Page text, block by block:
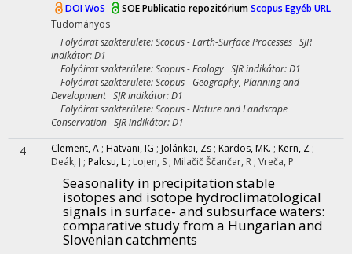
DOIWoS SOE Publicatio repozitóriumScopus Egyéb URL
Tudományos
Folyóirat szakterülete: Scopus - Earth-Surface Processes SJR
indikátor: D1
Folyóirat szakterülete: Scopus - Ecology SJR indikátor: D1
Folyóirat szakterülete: Scopus - Geography, Planning and
Development SJR indikátor: D1
Folyóirat szakterülete: Scopus - Nature and Landscape
Conservation SJR indikátor: D1
4 Clement, A ; Hatvani, IG ; Jolánkai, Zs ; Kardos, MK. ; Kern, Z ;
Deák, J ; Palcsu, L ; Lojen, S ; Milačič Ščančar, R ; Vreča, P
Seasonality in precipitation stable
isotopes and isotope hydroclimatological
signals in surface- and subsurface waters:
comparative study from a Hungarian and
Slovenian catchments